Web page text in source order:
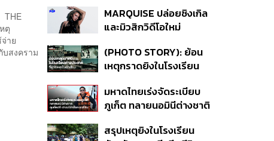
THE
ตุ
าย
บสงคราม
MARQUISE ปล่อยซิงเกิล
และมิวสิกวิดีโอใหม่
สัมพันธ์สุด Toxic
(PHOTO STORY): ย้อน
เหตุกราดยิงในโรงเรียน
นักเรียน
มหาดไทยเร่งจัดระเบียบ
ภูเก็ต ทลายนอมินีต่างชาติ
ที่ดิน เคลียร์ใบอนุญาต
สรุปเหตุยิงในโรงเรียน